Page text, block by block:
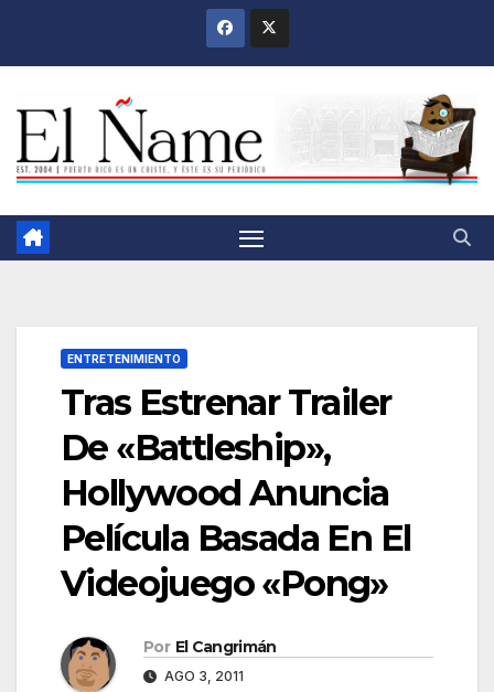
ENTRETENIMIENTO
Tras Estrenar Trailer
De «Battleship»,
Hollywood Anuncia
Película Basada En El
Videojuego «Pong»
Por El Cangrimán
AGO 3, 2011